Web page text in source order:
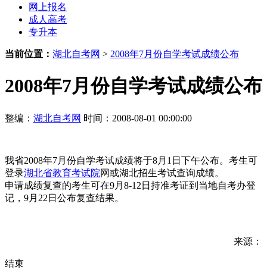
网上报名
成人高考
专升本
当前位置： 湖北自考网 > 2008年7月份自学考试成绩公布
2008年7月份自学考试成绩公布
整编： 湖北自考网 时间：2008-08-01 00:00:00
我省2008年7月份自学考试成绩将于8月1日下午公布。考生可
登录湖北省教育考试院网或湖北招生考试查询成绩。
申请成绩复查的考生可在9月8-12日持准考证到当地自考办登
记，9月22日公布复查结果。
来源：
结束